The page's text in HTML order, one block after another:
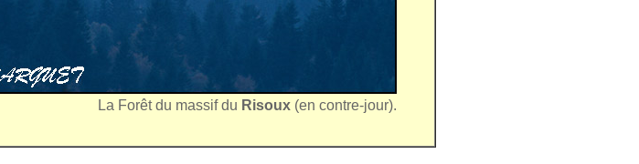
La Forêt du massif du Risoux (en contre-jour).